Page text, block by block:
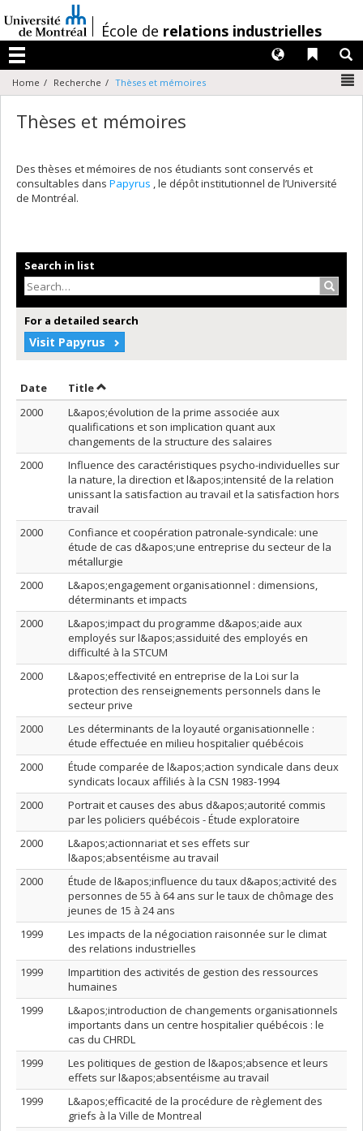
au
contenu
/École de relations industrielles
Menu
Liens
Langues
Home Recherche Thèses et mémoires
Thèses et mémoires
Des thèses et mémoires de nos étudiants sont conservés et
consultables dans Papyrus , le dépôt institutionnel de l’Université
de Montréal.
Search in list
For a detailed search
Visit Papyrus
Date Sort by date in ascending order
TitleSort by title in ascending order
2000
L&apos;évolution de la prime associée aux
qualifications et son implication quant aux
changements de la structure des salaires
2000
Influence des caractéristiques psycho-individuelles sur
la nature, la direction et l&apos;intensité de la relation
unissant la satisfaction au travail et la satisfaction hors
travail
2000
Confiance et coopération patronale-syndicale: une
étude de cas d&apos;une entreprise du secteur de la
métallurgie
2000
L&apos;engagement organisationnel : dimensions,
déterminants et impacts
2000
L&apos;impact du programme d&apos;aide aux
employés sur l&apos;assiduité des employés en
difficulté à la STCUM
2000
L&apos;effectivité en entreprise de la Loi sur la
protection des renseignements personnels dans le
secteur prive
2000
Les déterminants de la loyauté organisationnelle :
étude effectuée en milieu hospitalier québécois
2000
Étude comparée de l&apos;action syndicale dans deux
syndicats locaux affiliés à la CSN 1983-1994
2000
Portrait et causes des abus d&apos;autorité commis
par les policiers québécois - Étude exploratoire
2000
L&apos;actionnariat et ses effets sur
l&apos;absentéisme au travail
2000
Étude de l&apos;influence du taux d&apos;activité des
personnes de 55 à 64 ans sur le taux de chômage des
jeunes de 15 à 24 ans
1999
Les impacts de la négociation raisonnée sur le climat
des relations industrielles
1999
Impartition des activités de gestion des ressources
humaines
1999
L&apos;introduction de changements organisationnels
importants dans un centre hospitalier québécois : le
cas du CHRDL
1999
Les politiques de gestion de l&apos;absence et leurs
effets sur l&apos;absentéisme au travail
1999
L&apos;efficacité de la procédure de règlement des
griefs à la Ville de Montreal